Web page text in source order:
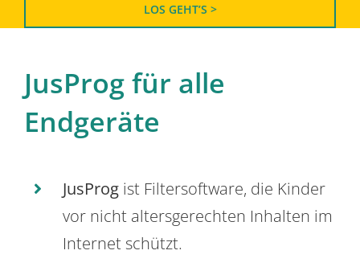
LOS GEHT’S >
JusProg für alle
Endgeräte
JusProg ist Filtersoftware, die Kinder
vor nicht altersgerechten Inhalten im
Internet schützt.